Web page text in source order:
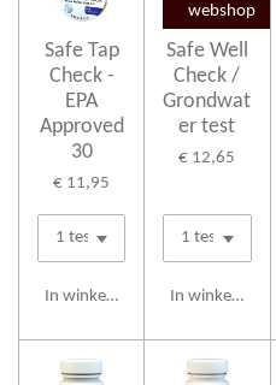
Safe Tap
Check -
EPA
Approved
30
€ 11,95
In winkelwagen
webshop
Safe Well
Check /
Grondwat
er test
€ 12,65
In winkelwagen